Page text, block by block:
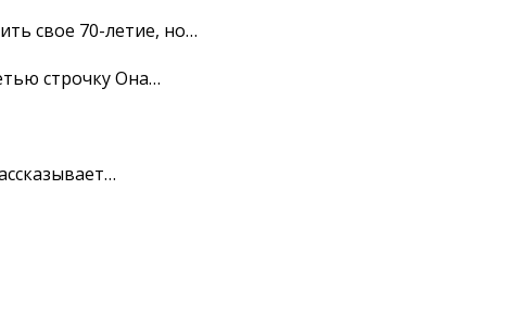
свое 70-летие, но…
строчку Она…